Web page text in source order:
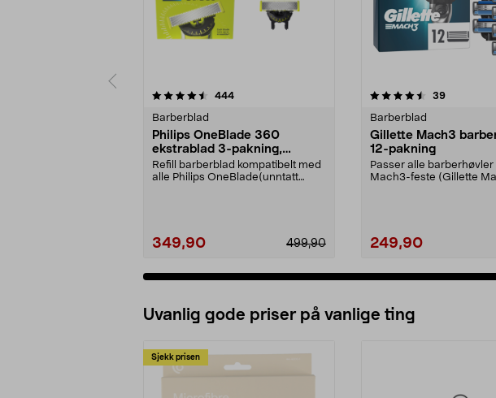
444anmeldelser
Barberblad
Philips OneBlade 360
ekstrablad 3-pakning,
QP430/50
Refill barberblad kompatibelt med
alle Philips OneBlade(unntatt
349,90 499,90
4.5 av 5 stjerner 39
Barberblad
Gillette Mach3
12-pakning
Passer alle barberhøvler
Mach3-feste (Gillette
249,90
4.5 av 5 stjerner
Uvanlig gode priser på vanlige ting
Sjekk prisen